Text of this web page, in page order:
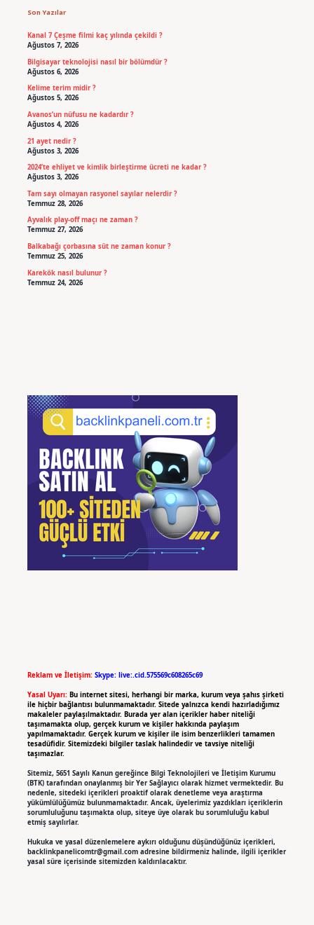
Son Yazılar
Kanal 7 Çeşme filmi kaç yılında çekildi ?
Ağustos 7, 2026
Bilgisayar teknolojisi nasıl bir bölümdür ?
Ağustos 6, 2026
Kelime terim midir ?
Ağustos 5, 2026
Avanos’un nüfusu ne kadardır ?
Ağustos 4, 2026
21 ayet nedir ?
Ağustos 3, 2026
2024’te ehliyet ve kimlik birleştirme ücreti ne kadar ?
Ağustos 3, 2026
Tam sayı olmayan rasyonel sayılar nelerdir ?
Temmuz 28, 2026
Ayvalık play-off maçı ne zaman ?
Temmuz 27, 2026
Balkabağı çorbasına süt ne zaman konur ?
Temmuz 25, 2026
Karekök nasıl bulunur ?
Temmuz 24, 2026
Reklam ve İletişim: Skype: live:.cid.575569c608265c69
Yasal Uyarı: Bu internet sitesi, herhangi bir marka, kurum veya şahıs şirketi
ile hiçbir bağlantısı bulunmamaktadır. Sitede yalnızca kendi hazırladığımız
makaleler paylaşılmaktadır. Burada yer alan içerikler haber niteliği
taşımamakta olup, gerçek kurum ve kişiler hakkında paylaşım
yapılmamaktadır. Gerçek kurum ve kişiler ile isim benzerlikleri tamamen
tesadüfidir. Sitemizdeki bilgiler taslak halindedir ve tavsiye niteliği
taşımazlar.
Sitemiz, 5651 Sayılı Kanun gereğince Bilgi Teknolojileri ve İletişim Kurumu
(BTK) tarafından onaylanmış bir Yer Sağlayıcı olarak hizmet vermektedir. Bu
nedenle, sitedeki içerikleri proaktif olarak denetleme veya araştırma
yükümlülüğümüz bulunmamaktadır. Ancak, üyelerimiz yazdıkları içeriklerin
sorumluluğunu taşımakta olup, siteye üye olarak bu sorumluluğu kabul
etmiş sayılırlar.
Hukuka ve yasal düzenlemelere aykırı olduğunu düşündüğünüz içerikleri,
backlinkpanelicomtr@gmail.comadresine bildirmeniz halinde, ilgili içerikler
yasal süre içerisinde sitemizden kaldırılacaktır.